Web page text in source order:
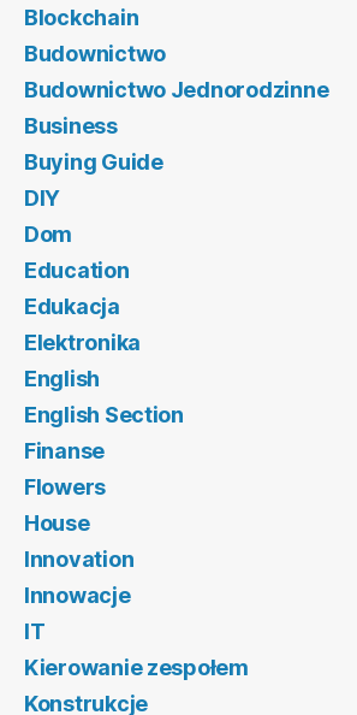
Blockchain
Budownictwo
Budownictwo Jednorodzinne
Business
Buying Guide
DIY
Dom
Education
Edukacja
Elektronika
English
English Section
Finanse
Flowers
House
Innovation
Innowacje
IT
Kierowanie zespołem
Konstrukcje